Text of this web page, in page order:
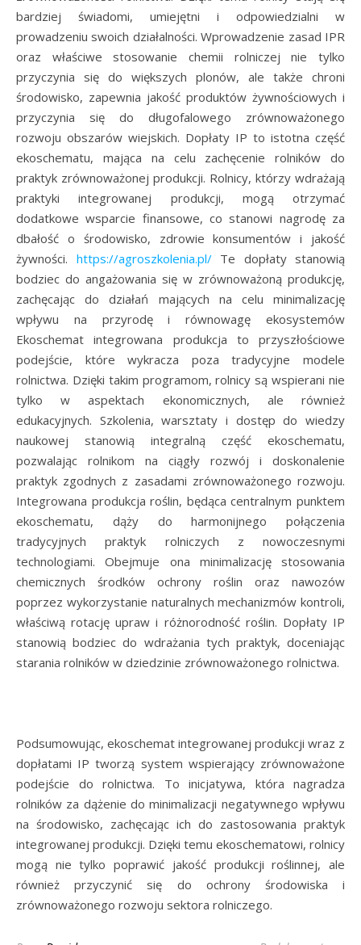
bardziej świadomi, umiejętni i odpowiedzialni w
prowadzeniu swoich działalności. Wprowadzenie zasad IPR
oraz właściwe stosowanie chemii rolniczej nie tylko
przyczynia się do większych plonów, ale także chroni
środowisko, zapewnia jakość produktów żywnościowych i
przyczynia się do długofalowego zrównoważonego
rozwoju obszarów wiejskich. Dopłaty IP to istotna część
ekoschematu, mająca na celu zachęcenie rolników do
praktyk zrównoważonej produkcji. Rolnicy, którzy wdrażają
praktyki integrowanej produkcji, mogą otrzymać
dodatkowe wsparcie finansowe, co stanowi nagrodę za
dbałość o środowisko, zdrowie konsumentów i jakość
żywności. https://agroszkolenia.pl/Te dopłaty stanowią
bodziec do angażowania się w zrównoważoną produkcję,
zachęcając do działań mających na celu minimalizację
wpływu na przyrodę i równowagę ekosystemów
Ekoschemat integrowana produkcja to przyszłościowe
podejście, które wykracza poza tradycyjne modele
rolnictwa. Dzięki takim programom, rolnicy są wspierani nie
tylko w aspektach ekonomicznych, ale również
edukacyjnych. Szkolenia, warsztaty i dostęp do wiedzy
naukowej stanowią integralną część ekoschematu,
pozwalając rolnikom na ciągły rozwój i doskonalenie
praktyk zgodnych z zasadami zrównoważonego rozwoju.
Integrowana produkcja roślin, będąca centralnym punktem
ekoschematu, dąży do harmonijnego połączenia
tradycyjnych praktyk rolniczych z nowoczesnymi
technologiami. Obejmuje ona minimalizację stosowania
chemicznych środków ochrony roślin oraz nawozów
poprzez wykorzystanie naturalnych mechanizmów kontroli,
właściwą rotację upraw i różnorodność roślin. Dopłaty IP
stanowią bodziec do wdrażania tych praktyk, doceniając
starania rolników w dziedzinie zrównoważonego rolnictwa.
Podsumowując, ekoschemat integrowanej produkcji wraz z
dopłatami IP tworzą system wspierający zrównoważone
podejście do rolnictwa. To inicjatywa, która nagradza
rolników za dążenie do minimalizacji negatywnego wpływu
na środowisko, zachęcając ich do zastosowania praktyk
integrowanej produkcji. Dzięki temu ekoschematowi, rolnicy
mogą nie tylko poprawić jakość produkcji roślinnej, ale
również przyczynić się do ochrony środowiska i
zrównoważonego rozwoju sektora rolniczego.